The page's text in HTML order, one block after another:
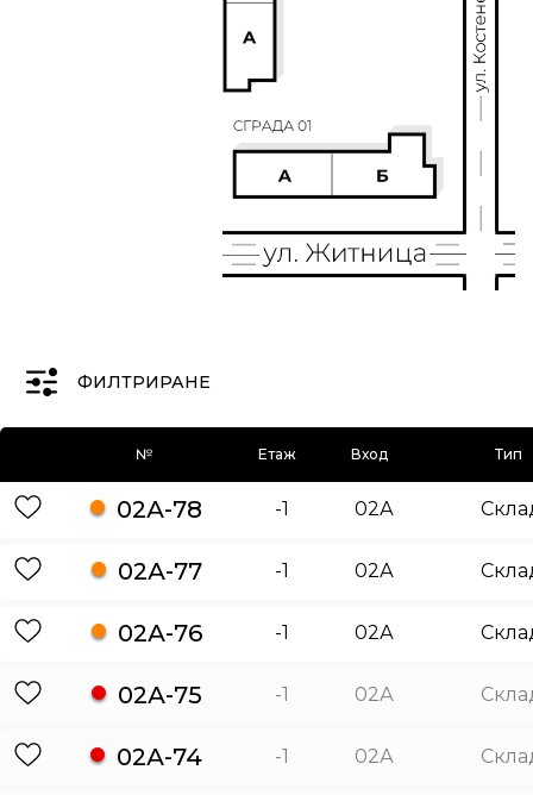
ФИЛТРИРАНЕ
№ Етаж Вход Тип
02А-78 -1 02А
02А-77 -1 02А
02А-76 -1 02А
02А-75 -1 02А
02А-74 -1 02А